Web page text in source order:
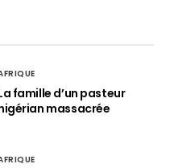
famille d’un pasteur
massacrée